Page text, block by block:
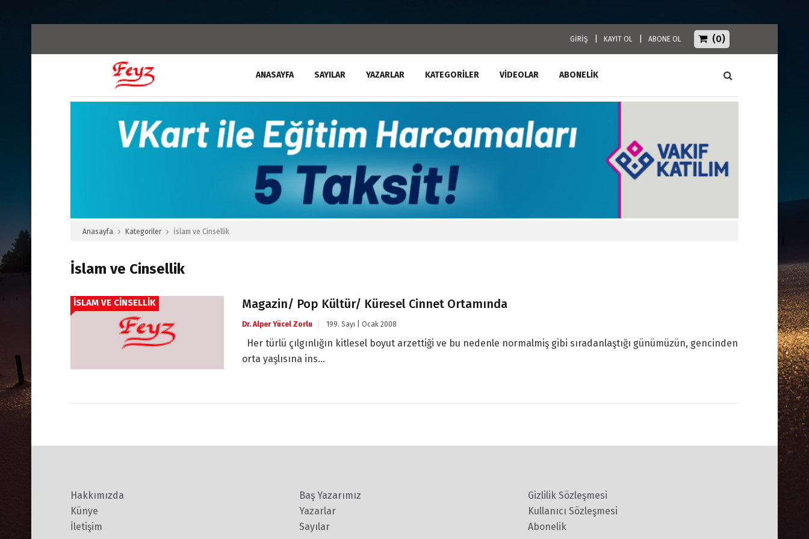
GİRİŞ KAYIT OL ABONE OL (0)
ANASAYFA SAYILAR YAZARLAR KATEGORILER VIDEOLAR ABONELİK
Anasayfa Kategoriler İslam ve Cinsellik
İslam ve Cinsellik
İSLAM VE CINSELLIK Magazin/ Pop Kültür/ Küresel Cinnet Ortamında
Dr. Alper Yücel Zorlu 199. Sayı | Ocak 2008
Her türlü çılgınlığın kitlesel boyut arzettiği ve bu nedenle normalmiş gibi sıradanlaştığı günümüzün, gencinden
orta yaşlısına ins...
Hakkımızda
Künye
İletişim
Baş Yazarımız
Yazarlar
Sayılar
Gizlilik Sözleşmesi
Kullanıcı Sözleşmesi
Abonelik